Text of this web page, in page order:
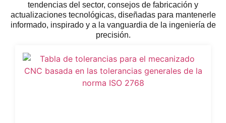
tendencias del sector, consejos de fabricación y
actualizaciones tecnológicas, diseñadas para mantenerle
informado, inspirado y a la vanguardia de la ingeniería de
precisión.